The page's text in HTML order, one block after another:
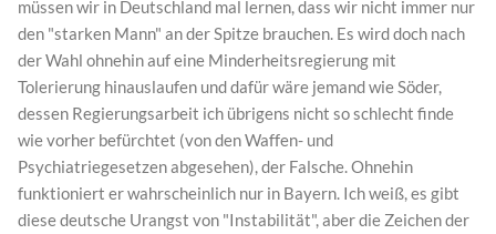
müssen wir in Deutschland mal lernen, dass wir nicht immer nur
den "starken Mann" an der Spitze brauchen. Es wird doch nach
der Wahl ohnehin auf eine Minderheitsregierung mit
Tolerierung hinauslaufen und dafür wäre jemand wie Söder,
dessen Regierungsarbeit ich übrigens nicht so schlecht finde
wie vorher befürchtet (von den Waffen- und
Psychiatriegesetzen abgesehen), der Falsche. Ohnehin
funktioniert er wahrscheinlich nur in Bayern. Ich weiß, es gibt
diese deutsche Urangst von "Instabilität", aber die Zeichen der